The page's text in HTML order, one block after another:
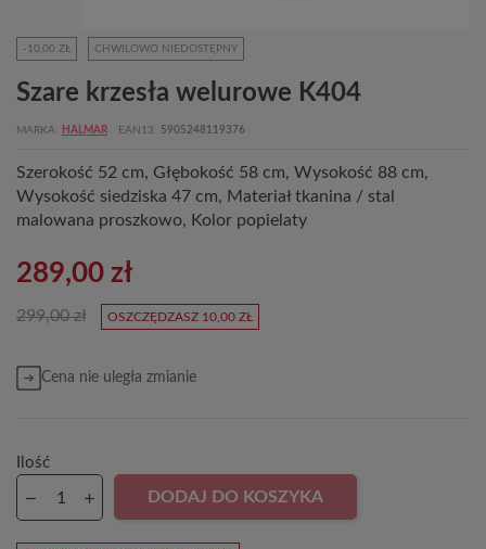
-10,00 ZŁ CHWILOWO NIEDOSTĘPNY
Szare krzesła welurowe K404
MARKA HALMAR EAN13 5905248119376
Szerokość 52 cm, Głębokość 58 cm, Wysokość 88 cm,
Wysokość siedziska 47 cm, Materiał tkanina / stal
malowana proszkowo, Kolor popielaty
289,00 zł
299,00 zł OSZCZĘDZASZ 10,00 ZŁ
Cena nie uległa zmianie
Ilość
DODAJ DO KOSZYKA